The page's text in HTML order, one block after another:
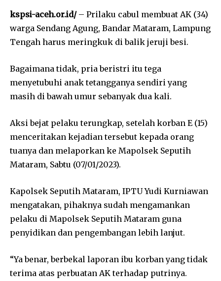
kspsi-aceh.or.id/– Prilaku cabul membuat AK (34)
warga Sendang Agung, Bandar Mataram, Lampung
Tengah harus meringkuk di balik jeruji besi.
Bagaimana tidak, pria beristri itu tega
menyetubuhi anak tetangganya sendiri yang
masih di bawah umur sebanyak dua kali.
Aksi bejat pelaku terungkap, setelah korban E (15)
menceritakan kejadian tersebut kepada orang
tuanya dan melaporkan ke Mapolsek Seputih
Mataram, Sabtu (07/01/2023).
Kapolsek Seputih Mataram, IPTU Yudi Kurniawan
mengatakan, pihaknya sudah mengamankan
pelaku di Mapolsek Seputih Mataram guna
penyidikan dan pengembangan lebih lanjut.
“Ya benar, berbekal laporan ibu korban yang tidak
terima atas perbuatan AK terhadap putrinya.